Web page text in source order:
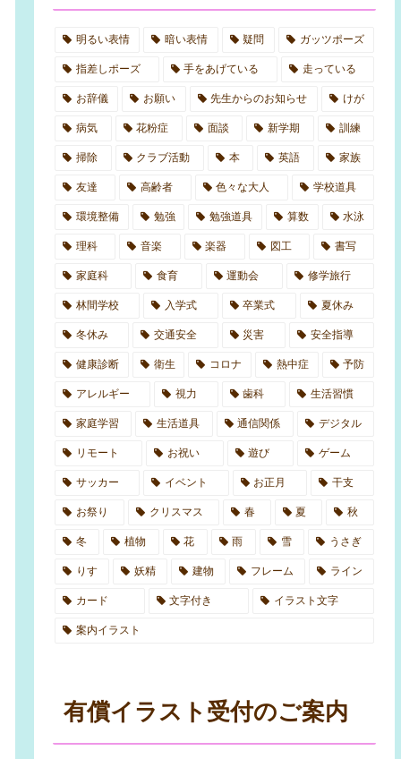
明るい表情 暗い表情 疑問 ガッツポーズ
指差しポーズ 手をあげている 走っている
お辞儀 お願い 先生からのお知らせ けが
病気 花粉症 面談 新学期 訓練
掃除 クラブ活動 本 英語 家族
友達 高齢者 色々な大人 学校道具
環境整備 勉強 勉強道具 算数 水泳
理科 音楽 楽器 図工 書写
家庭科 食育 運動会 修学旅行
林間学校 入学式 卒業式 夏休み
冬休み 交通安全 災害 安全指導
健康診断 衛生 コロナ 熱中症 予防
アレルギー 視力 歯科 生活習慣
家庭学習 生活道具 通信関係 デジタル
リモート お祝い 遊び ゲーム
サッカー イベント お正月 干支
お祭り クリスマス 春 夏 秋
冬 植物 花 雨 雪 うさぎ
りす 妖精 建物 フレーム ライン
カード 文字付き イラスト文字
案内イラスト
有償イラスト受付のご案内